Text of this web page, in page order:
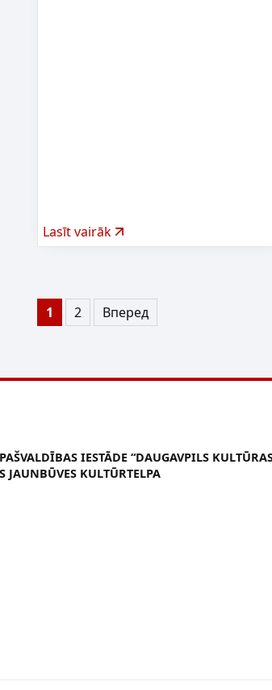
Lasīt vairāk
1 2 Вперед
IESTĀDE “DAUGAVPILS
JAUNBŪVES KULTŪRTELPA